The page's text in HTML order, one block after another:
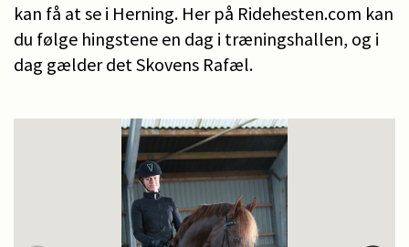
kan få at se i Herning. Her på Ridehesten.com kan
du følge hingstene en dag i træningshallen, og i
dag gælder det Skovens Rafæl.